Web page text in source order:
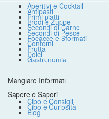
Aperitivi e Cocktail
Antipasti
Primi piatti
Brodi e Zuppe
Secondi di Carne
Secondi di Pesce
Focacce e Sformati
Contorni
Frutta
Dolci
Gastronomia
Mangiare Informati
Sapere e Sapori
Cibo e Consigli
Cibo e Curiosità
Blog